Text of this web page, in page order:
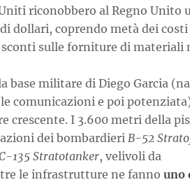
riconobbero al Regno Unito
dollari, coprendo metà dei
sconti sulle forniture di materiali
base militare di Diego Garcia
comunicazioni e poi
crescente. I 3.600 metri della
dei bombardieri B-52
135 Stratotanker, velivoli da
le infrastrutture ne fanno uno